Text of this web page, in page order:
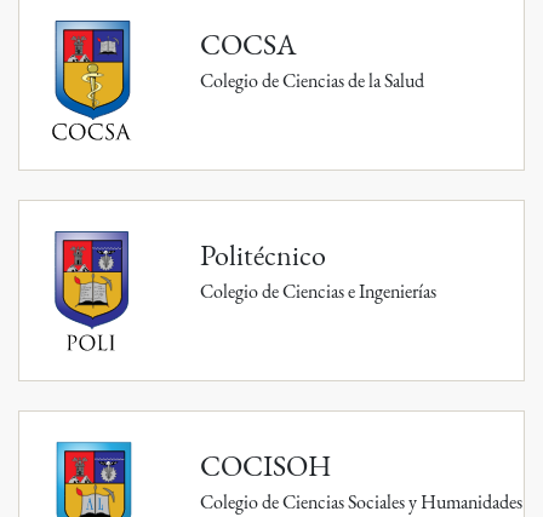
COCSA
Colegio de Ciencias de la Salud
Politécnico
Colegio de Ciencias e Ingenierías
COCISOH
Colegio de Ciencias Sociales y Humanidades